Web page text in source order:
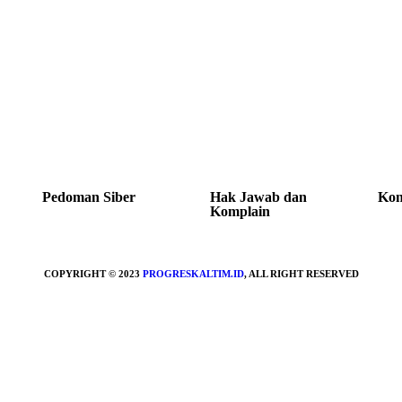
Pedoman Siber
Hak Jawab dan
Komplain
COPYRIGHT © 2023 PROGRESKALTIM.ID, ALL RIGHT RESERVED